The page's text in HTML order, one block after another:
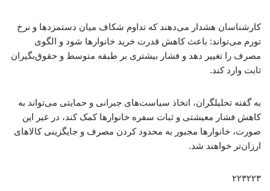
کارشناسان هشدار می‌دهند که تداوم شکاف میان دستمزدها و نرخ
تورم می‌تواند: باعث کاهش قدرت خرید خانوارها شود و الگوی
مصرف را تغییر دهد و فشار بیشتری بر طبقه متوسط و حقوق‌بگیران
ثابت وارد کند.
به گفته تحلیلگران، اتخاذ سیاست‌های جبرانی و حمایتی می‌تواند به
کاهش فشار معیشتی و ثبات سفره خانوارها کمک کند، در غیر این
صورت، خانوارها مجبور به محدود کردن مصرف و جایگزینی کالاهای
ارزان‌تر خواهند شد.
۲۲۳۲۲۳